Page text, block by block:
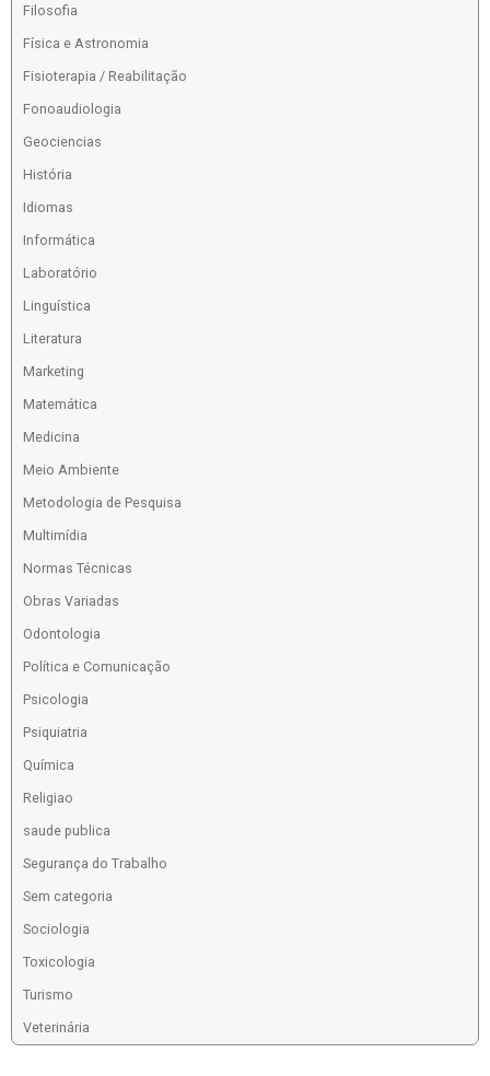
Filosofia
Física e Astronomia
Fisioterapia / Reabilitação
Fonoaudiologia
Geociencias
História
Idiomas
Informática
Laboratório
Linguística
Literatura
Marketing
Matemática
Medicina
Meio Ambiente
Metodologia de Pesquisa
Multimídia
Normas Técnicas
Obras Variadas
Odontologia
Política e Comunicação
Psicologia
Psiquiatria
Química
Religiao
saude publica
Segurança do Trabalho
Sem categoria
Sociologia
Toxicologia
Turismo
Veterinária